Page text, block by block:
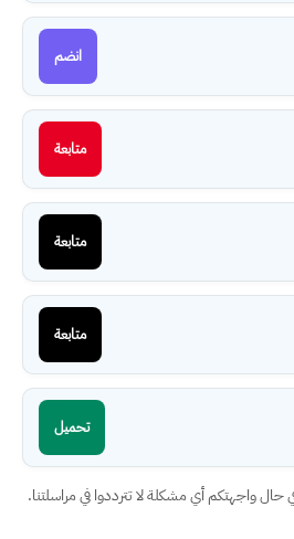
انضم
متابعة
متابعة
متابعة
تحميل
واجهتكم أي مشكلة لا تترددوا في مراسلتنا.